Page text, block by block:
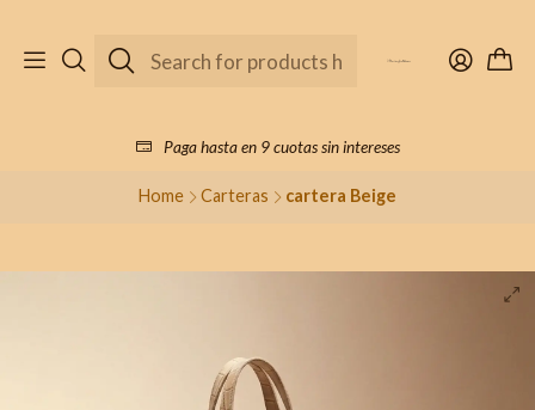
Paga hasta en 9 cuotas sin intereses
Home Carteras cartera Beige